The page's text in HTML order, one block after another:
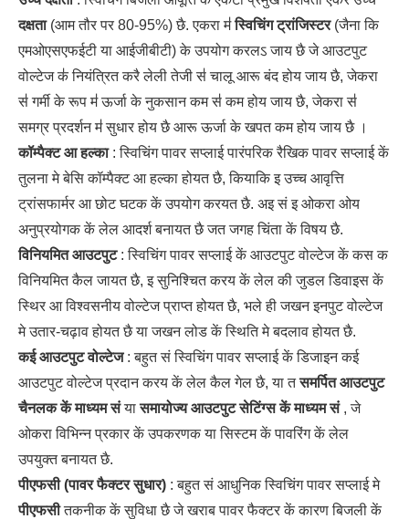
दक्षता (आम तौर पर 80-95%) छै. एकरा म॑स्विचिंग ट्रांजिस्टर (जैना कि
एमओएसएफईटी या आईजीबीटी) के उपयोग करलऽ जाय छै जे आउटपुट
वोल्टेज क॑ नियंत्रित करै लेली तेजी स॑ चालू आरू बंद होय जाय छै, जेकरा
स॑ गर्मी के रूप म॑ ऊर्जा के नुकसान कम स॑ कम होय जाय छै, जेकरा स॑
समग्र प्रदर्शन म॑ सुधार होय छै आरू ऊर्जा के खपत कम होय जाय छै ।
कॉम्पैक्ट आ हल्का : स्विचिंग पावर सप्लाई पारंपरिक रैखिक पावर सप्लाई कें
तुलना मे बेसि कॉम्पैक्ट आ हल्का होयत छै, कियाकि इ उच्च आवृत्ति
ट्रांसफार्मर आ छोट घटक कें उपयोग करयत छै. अइ सं इ ओकरा ओय
अनुप्रयोगक कें लेल आदर्श बनायत छै जत जगह चिंता कें विषय छै.
विनियमित आउटपुट : स्विचिंग पावर सप्लाई कें आउटपुट वोल्टेज कें कस क
विनियमित कैल जायत छै, इ सुनिश्चित करय कें लेल की जुडल डिवाइस कें
स्थिर आ विश्वसनीय वोल्टेज प्राप्त होयत छै, भले ही जखन इनपुट वोल्टेज
मे उतार-चढ़ाव होयत छै या जखन लोड कें स्थिति मे बदलाव होयत छै.
कई आउटपुट वोल्टेज : बहुत सं स्विचिंग पावर सप्लाई कें डिजाइन कई
आउटपुट वोल्टेज प्रदान करय कें लेल कैल गेल छै, या तसमर्पित आउटपुट
चैनलक कें माध्यम संयासमायोज्य आउटपुट सेटिंग्स कें माध्यम सं , जे
ओकरा विभिन्न प्रकार कें उपकरणक या सिस्टम कें पावरिंग कें लेल
उपयुक्त बनायत छै.
पीएफसी (पावर फैक्टर सुधार) : बहुत सं आधुनिक स्विचिंग पावर सप्लाई मे
पीएफसीतकनीक कें सुविधा छै जे खराब पावर फैक्टर कें कारण बिजली कें